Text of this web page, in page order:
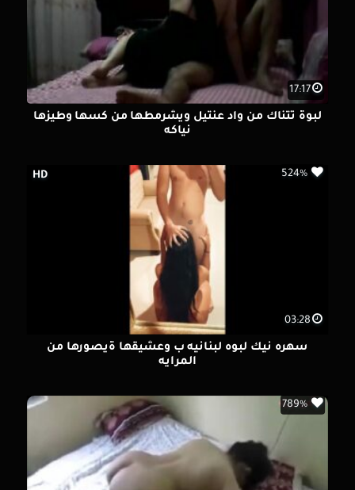
17:17
لبوة تتناك من واد عنتيل ويشرمطها من كسها وطيزها
نياكه
03:28
HD 524%
سهره نيك لبوه لبنانيه ب وعشيقها ةيصورها من
المرايه
789%